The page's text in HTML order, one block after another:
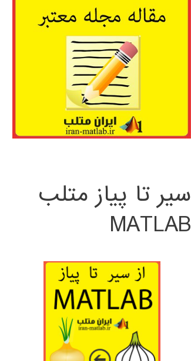
سیر تا پیاز متلب
MATLAB